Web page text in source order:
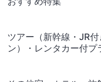
ツアー（新幹線・JR
ン）・レンタカー付プ